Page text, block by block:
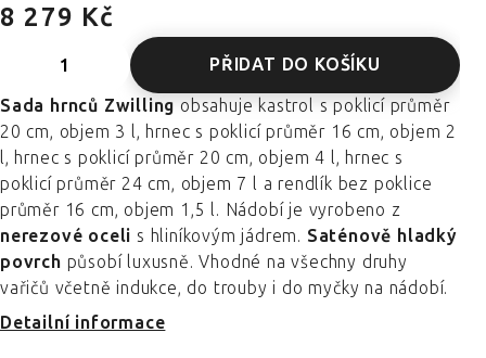
8 279 Kč
PŘIDAT DO KOŠÍKU
Sada hrnců Zwilling obsahuje kastrol s poklicí průměr
20 cm, objem 3 l, hrnec s poklicí průměr 16 cm, objem 2
l, hrnec s poklicí průměr 20 cm, objem 4 l, hrnec s
poklicí průměr 24 cm, objem 7 l a rendlík bez poklice
průměr 16 cm, objem 1,5 l. Nádobí je vyrobeno z
nerezové oceli s hliníkovým jádrem. Saténově hladký
povrch působí luxusně. Vhodné na všechny druhy
vařičů včetně indukce, do trouby i do myčky na nádobí.
Detailní informace